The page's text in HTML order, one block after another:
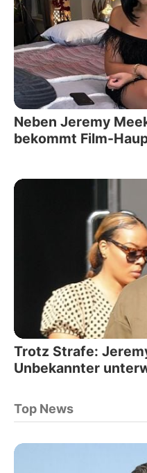
Neben Jeremy
bekommt Film-
Trotz Strafe:
Unbekannter
Top News